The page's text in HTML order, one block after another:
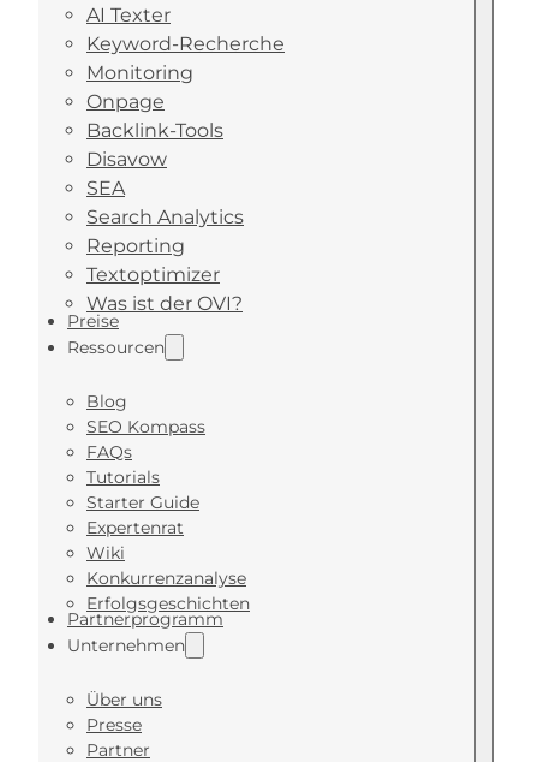
AI Texter
Keyword-Recherche
Monitoring
Onpage
Backlink-Tools
Disavow
SEA
Search Analytics
Reporting
Textoptimizer
Was ist der OVI?
Preise
Ressourcen
Blog
SEO Kompass
FAQs
Tutorials
Starter Guide
Expertenrat
Wiki
Konkurrenzanalyse
Erfolgsgeschichten
Partnerprogramm
Unternehmen
Über uns
Presse
Partner